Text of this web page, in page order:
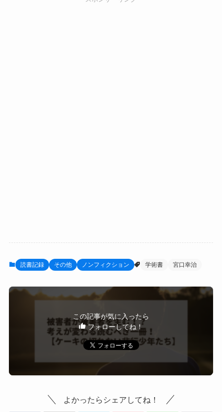
読書記録 その他 ノンフィクション 学術書 宮口幸治
この記事が気に入ったら
フォローしてね！
よかったらシェアしてね！